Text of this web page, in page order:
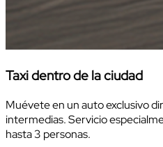
Taxi dentro de la ciudad
Muévete en un auto exclusivo
intermedias. Servicio
hasta 3 personas.